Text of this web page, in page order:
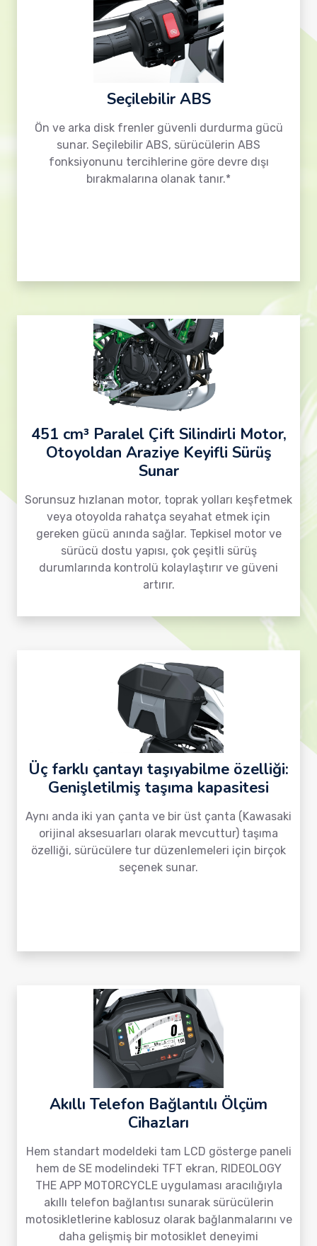
Seçilebilir ABS
Ön ve arka disk frenler güvenli durdurma gücü
sunar. Seçilebilir ABS, sürücülerin ABS
fonksiyonunu tercihlerine göre devre dışı
bırakmalarına olanak tanır.*
451 cm³ Paralel Çift Silindirli Motor,
Otoyoldan Araziye Keyifli Sürüş
Sunar
Sorunsuz hızlanan motor, toprak yolları keşfetmek
veya otoyolda rahatça seyahat etmek için
gereken gücü anında sağlar. Tepkisel motor ve
sürücü dostu yapısı, çok çeşitli sürüş
durumlarında kontrolü kolaylaştırır ve güveni
artırır.
Üç farklı çantayı taşıyabilme özelliği:
Genişletilmiş taşıma kapasitesi
Aynı anda iki yan çanta ve bir üst çanta (Kawasaki
orijinal aksesuarları olarak mevcuttur) taşıma
özelliği, sürücülere tur düzenlemeleri için birçok
seçenek sunar.
Akıllı Telefon Bağlantılı Ölçüm
Cihazları
Hem standart modeldeki tam LCD gösterge paneli
hem de SE modelindeki TFT ekran, RIDEOLOGY
THE APP MOTORCYCLE uygulaması aracılığıyla
akıllı telefon bağlantısı sunarak sürücülerin
motosikletlerine kablosuz olarak bağlanmalarını ve
daha gelişmiş bir motosiklet deneyimi